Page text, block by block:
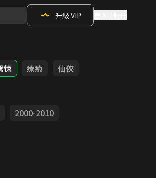
升級 VIP
悚 療癒
仙俠
2000-2010